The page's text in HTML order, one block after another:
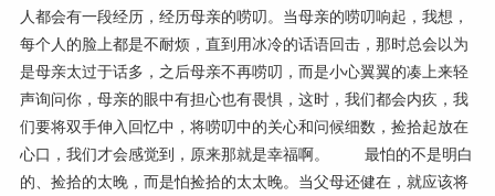
人都会有一段经历，经历母亲的唠叨。当母亲的唠叨响起，我想，
每个人的脸上都是不耐烦，直到用冰冷的话语回击，那时总会以为
是母亲太过于话多，之后母亲不再唠叨，而是小心翼翼的凑上来轻
声询问你，母亲的眼中有担心也有畏惧，这时，我们都会内疚，我
们要将双手伸入回忆中，将唠叨中的关心和问候细数，捡拾起放在
心口，我们才会感觉到，原来那就是幸福啊。 最怕的不是明白
的、捡拾的太晚，而是怕捡拾的太太晚。当父母还健在，就应该将